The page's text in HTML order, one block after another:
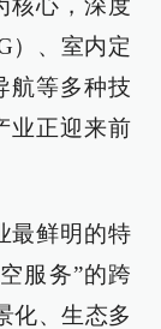
核心，深度
）、室内定
航等多种技
业正迎来前
最鲜明的特
服务”的跨
化、生态多